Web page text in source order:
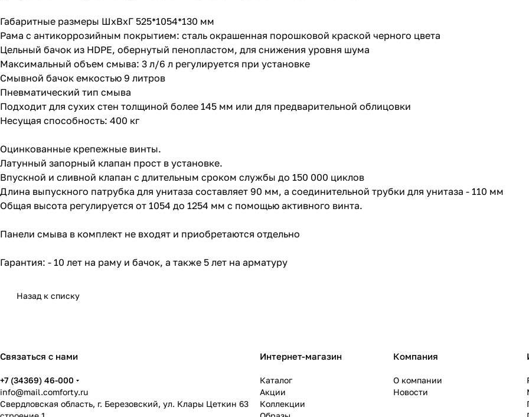
Габаритные размеры ШхВхГ 525*1054*130 мм
Рама с антикоррозийным покрытием: сталь окрашенная порошковой краской черного цвета
Цельный бачок из HDPE, обернутый пенопластом, для снижения уровня шума
Максимальный объем смыва: 3 л/6 л регулируется при установке
Смывной бачок емкостью 9 литров
Пневматический тип смыва
Подходит для сухих стен толщиной более 145 мм или для предварительной облицовки
Несущая способность: 400 кг
Оцинкованные крепежные винты.
Латунный запорный клапан прост в установке.
Впускной и сливной клапан с длительным сроком службы до 150 000 циклов
Длина выпускного патрубка для унитаза составляет 90 мм, а соединительной трубки для унитаза - 110 мм
Общая высота регулируется от 1054 до 1254 мм с помощью активного винта.
Панели смыва в комплект не входят и приобретаются отдельно
Гарантия: - 10 лет на раму и бачок, а также 5 лет на арматуру
Назад к списку
Связаться с нами
+7 (34369) 46-000
info@mail.comforty.ru
Свердловская область, г. Березовский, ул. Клары Цеткин 63
Интернет-магазин
Каталог
Акции
Коллекции
Компания
О компании
Новости